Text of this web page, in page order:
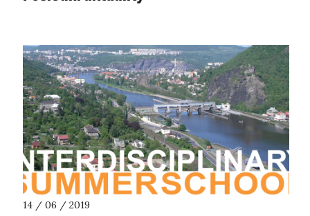
14 / 06 / 2019